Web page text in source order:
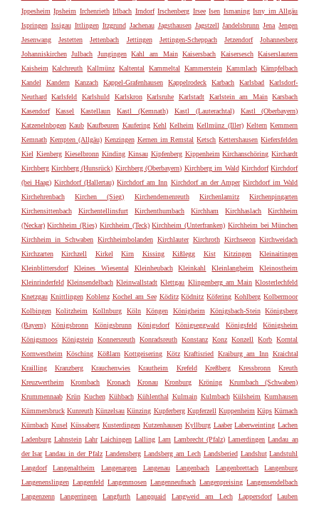
Ippesheim Ipsheim Irchenrieth Irlbach Irndorf Irschenberg Irsee Isen Ismaning Isny im Allgäu
Ispringen Issigau Ittlingen Itzgrund Jachenau Jagsthausen Jagstzell Jandelsbrunn Jena Jengen
Jesenwang
Jestetten Jettenbach Jettingen Jettingen-Scheppach Jetzendorf
Johannesberg
Johanniskirchen
Julbach Jungingen Kahl am Main Kaisersbach Kaisersesch
Kaiserslautern
Kaisheim Kalchreuth Kallmünz Kaltental Kammeltal Kammerstein Kammlach Kämpfelbach
Kandel
Kandern Kanzach Kappel-Grafenhausen Kappelrodeck Karbach Karlsbad
Karlsdorf-
Neuthard
Karlsfeld Karlshuld Karlskron Karlsruhe Karlstadt Karlstein am Main
Karsbach
Kasendorf
Kassel Kastellaun Kastl (Kemnath) Kastl (Lauterachtal)
Kastl (Oberbayern)
Katzenelnbogen Kaub Kaufbeuren Kaufering Kehl Kelheim Kellmünz (Iller) Keltern Kemmern
Kemnath Kempten (Allgäu) Kenzingen Kernen im Remstal Ketsch Kettershausen Kiefersfelden
Kiel Kienberg Kieselbronn Kinding Kinsau Kipfenberg Kippenheim Kirchanschöring Kirchardt
Kirchberg Kirchberg (Hunsrück) Kirchberg (Oberbayern) Kirchberg im Wald Kirchdorf Kirchdorf
(bei Haag) Kirchdorf (Hallertau) Kirchdorf am Inn Kirchdorf an der Amper Kirchdorf im Wald
Kirchehrenbach
Kirchen (Sieg) Kirchendemenreuth Kirchenlamitz
Kirchenpingarten
Kirchensittenbach
Kirchentellinsfurt Kirchenthumbach Kirchham Kirchhaslach
Kirchheim
(Neckar) Kirchheim (Ries) Kirchheim (Teck) Kirchheim (Unterfranken) Kirchheim bei München
Kirchheim in Schwaben Kirchheimbolanden Kirchlauter Kirchroth Kirchseeon Kirchweidach
Kirchzarten
Kirchzell Kirkel Kirn Kissing Kißlegg Kist Kitzingen
Kleinaitingen
Kleinblittersdorf
Kleines Wiesental Kleinheubach Kleinkahl Kleinlangheim
Kleinostheim
Kleinrinderfeld Kleinsendelbach Kleinwallstadt Klettgau Klingenberg am Main Klosterlechfeld
Knetzgau Knittlingen Koblenz Kochel am See Köditz Ködnitz Köfering Kohlberg Kolbermoor
Kolbingen
Kolitzheim Kollnburg Köln Köngen Königheim Königsbach-Stein
Königsberg
(Bayern)
Königsbronn Königsbrunn Königsdorf Königseggwald Königsfeld
Königsheim
Königsmoos Königstein Konnersreuth Konradsreuth Konstanz Konz Konzell Korb Korntal
Kornwestheim Kösching Kößlarn Kottgeisering Kötz Kraftisried Kraiburg am Inn Kraichtal
Krailling
Kranzberg Krauchenwies Krautheim Krefeld Kreßberg Kressbronn
Kreuth
Kreuzwertheim
Krombach Kronach Kronau Kronburg Kröning
Krumbach (Schwaben)
Krummennaab Krün Kuchen Kühbach Kühlenthal Kulmain Kulmbach Külsheim Kumhausen
Kümmersbruck Kunreuth Künzelsau Künzing Kupferberg Kupferzell Kuppenheim Küps Kürnach
Kürnbach Kusel Küssaberg Kusterdingen Kutzenhausen Kyllburg Laaber Laberweinting Lachen
Ladenburg Lahnstein Lahr Laichingen Lalling Lam Lambrecht (Pfalz) Lamerdingen Landau an
der Isar Landau in der Pfalz Landensberg Landsberg am Lech Landsberied Landshut Landstuhl
Langdorf
Langenaltheim Langenargen Langenau Langenbach Langenbrettach
Langenburg
Langenenslingen Langenfeld Langenmosen Langenneufnach Langenpreising Langensendelbach
Langenzenn
Langerringen Langfurth Langquaid Langweid am Lech Lappersdorf
Lauben